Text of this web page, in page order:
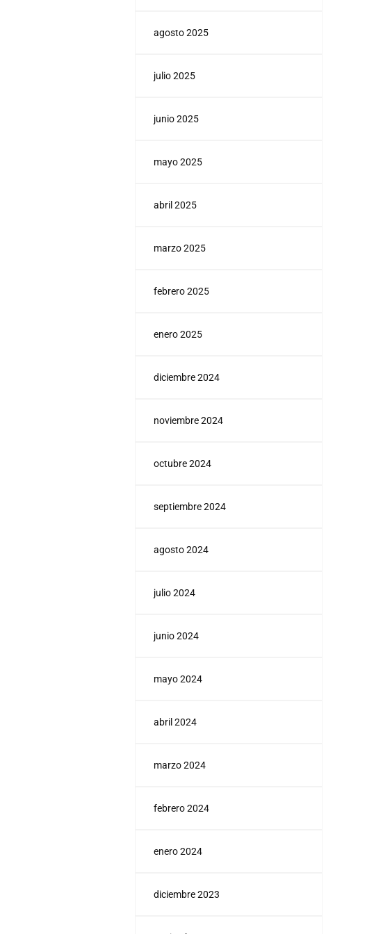
agosto 2025
julio 2025
junio 2025
mayo 2025
abril 2025
marzo 2025
febrero 2025
enero 2025
diciembre 2024
noviembre 2024
octubre 2024
septiembre 2024
agosto 2024
julio 2024
junio 2024
mayo 2024
abril 2024
marzo 2024
febrero 2024
enero 2024
diciembre 2023